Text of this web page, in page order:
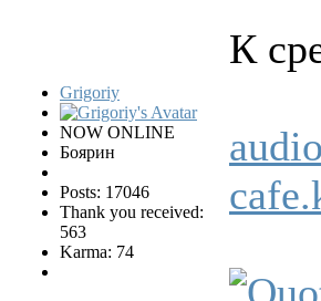
Grigoriy
NOW ONLINE
Боярин
Posts: 17046
Thank you received:
563
Karma: 74
К